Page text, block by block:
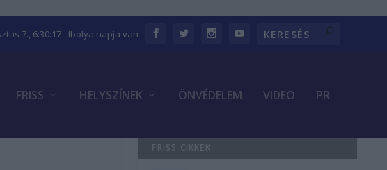
7., 6:30:18- Ibolya napja van
FRISS HELYSZÍNEK ÖNVÉDELEM VIDEO PR
FRISS CIKKEK